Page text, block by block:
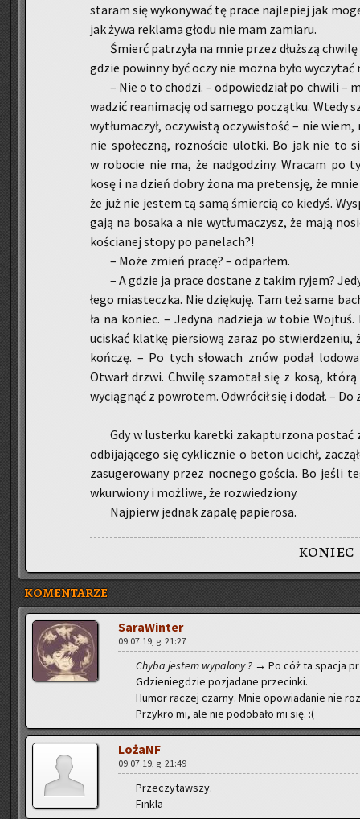
sta­ram się wy­ko­ny­wać tę prace naj­le­piej jak
jak żywa re­kla­ma głodu nie mam za­mia­ru.
Śmierć pa­trzy­ła na mnie przez dłuż­szą
gdzie po­win­ny być oczy nie można było wy­czy­tać
– Nie o to cho­dzi. – od­po­wie­dział po chwi­li
wa­dzić re­ani­ma­cję od sa­me­go po­cząt­ku. Wtedy
wy­tłu­ma­czył, oczy­wi­stą oczy­wi­stość – nie
nie spo­łecz­ną, roz­no­ście ulot­ki. Bo jak nie to
w ro­bo­cie nie ma, że nad­go­dzi­ny. Wra­cam po
kosę i na dzień dobry żona ma pre­ten­sję, że
że już nie je­stem tą samą śmier­cią co kie­dyś.
ga­ją na bo­sa­ka a nie wy­tłu­ma­czysz, że mają
ko­ścia­nej stopy po pa­ne­lach?!
– Może zmień pracę? – od­par­łem.
– A gdzie ja prace do­sta­ne z takim ryjem?
łe­go mia­stecz­ka. Nie dzię­ku­ję. Tam też same
ła na ko­niec. – Je­dy­na na­dzie­ja w tobie
uci­skać klat­kę pier­sio­wą zaraz po stwier­dze­niu,
koń­czę. – Po tych sło­wach znów podał
Otwarł drzwi. Chwi­lę sza­mo­tał się z kosą,
wy­cią­gnąć z po­wro­tem. Od­wró­cił się i dodał. –
Gdy w lu­ster­ku ka­ret­ki za­kap­tu­rzo­na po­stać
od­bi­ja­ją­ce­go się cy­klicz­nie o beton ucichł,
za­su­ge­ro­wa­ny przez noc­ne­go go­ścia. Bo jeśli
wkur­wio­ny i moż­li­we, że roz­wie­dzio­ny.
Naj­pierw jed­nak za­pa­lę pa­pie­ro­sa.
koniec
KOMENTARZE
Sa­ra­Win­ter
09.07.19, g. 21:27
Chyba je­stem wy­pa­lo­ny ? → Po cóż ta spa­cja
Gdzie­nie­gdzie po­zja­da­ne prze­cin­ki.
Humor ra­czej czar­ny. Mnie opo­wia­da­nie nie
Przy­kro mi, ale nie po­do­ba­ło mi się. :(
Lo­żaNF
09.07.19, g. 21:49
Prze­czy­taw­szy.
Fin­kla